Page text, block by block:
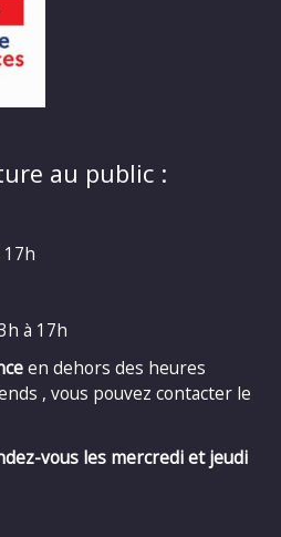
au public :
17h
à 17h
en dehors des heures
, vous pouvez contacter le
vous les mercredi et jeudi